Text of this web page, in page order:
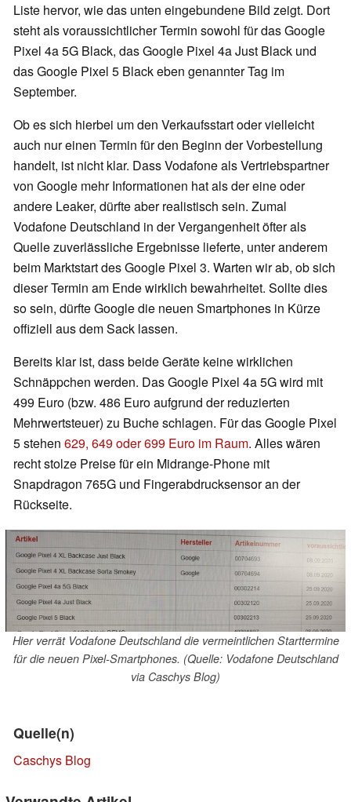
Liste hervor, wie das unten eingebundene Bild zeigt. Dort
steht als voraussichtlicher Termin sowohl für das Google
Pixel 4a 5G Black, das Google Pixel 4a Just Black und
das Google Pixel 5 Black eben genannter Tag im
September.
Ob es sich hierbei um den Verkaufsstart oder vielleicht
auch nur einen Termin für den Beginn der Vorbestellung
handelt, ist nicht klar. Dass Vodafone als Vertriebspartner
von Google mehr Informationen hat als der eine oder
andere Leaker, dürfte aber realistisch sein. Zumal
Vodafone Deutschland in der Vergangenheit öfter als
Quelle zuverlässliche Ergebnisse lieferte, unter anderem
beim Marktstart des Google Pixel 3. Warten wir ab, ob sich
dieser Termin am Ende wirklich bewahrheitet. Sollte dies
so sein, dürfte Google die neuen Smartphones in Kürze
offiziell aus dem Sack lassen.
Bereits klar ist, dass beide Geräte keine wirklichen
Schnäppchen werden. Das Google Pixel 4a 5G wird mit
499 Euro (bzw. 486 Euro aufgrund der reduzierten
Mehrwertsteuer) zu Buche schlagen. Für das Google Pixel
5 stehen 629, 649 oder 699 Euro im Raum. Alles wären
recht stolze Preise für ein Midrange-Phone mit
Snapdragon 765G und Fingerabdrucksensor an der
Rückseite.
Hier verrät Vodafone Deutschland die vermeintlichen Starttermine
für die neuen Pixel-Smartphones. (Quelle: Vodafone Deutschland
via Caschys Blog)
Quelle(n)
Caschys Blog